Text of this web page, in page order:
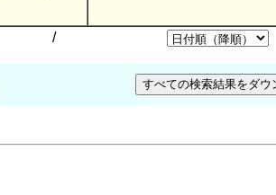
/